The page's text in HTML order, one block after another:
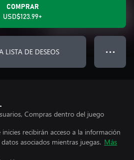
COMPRAR
USD$123.99+
LISTA DE DESEOS ● ● ●
Compras dentro del juego
recibirán acceso a la información
asociados mientras juegas. Más